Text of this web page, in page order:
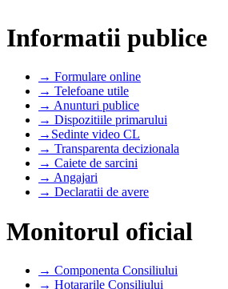
Informatii publice
→ Formulare online
→ Telefoane utile
→ Anunturi publice
→ Dispozitiile primarului
→Sedinte video CL
→ Transparenta decizionala
→ Caiete de sarcini
→ Angajari
→ Declaratii de avere
Monitorul oficial
→ Componenta Consiliului
→ Hotararile Consiliului